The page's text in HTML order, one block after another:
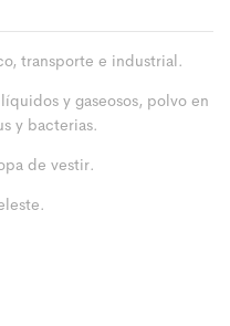
transporte e industrial.
y gaseosos, polvo en
y bacterias.
de vestir.